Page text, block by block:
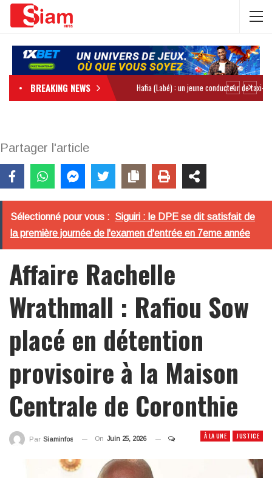
BREAKING NEWS
Partager l'article
Sélectionné pour vous : Siguiri : le DPE se dit satisfait de
la première journée de l'examen d'entrée en 7eme année
Affaire Rachelle
Wrathmall : Rafiou Sow
placé en détention
provisoire à la Maison
Centrale de Coronthie
À LA UNE JUSTICE
Par Siaminfos On Juin 25, 2026